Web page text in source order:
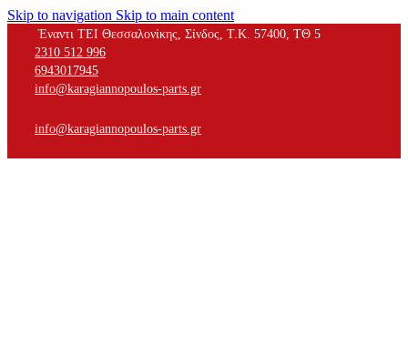
Skip to navigation Skip to main content
Έναντι ΤΕΙ Θεσσαλονίκης, Σίνδος, Τ.Κ. 57400, ΤΘ 5
2310 512 996
6943017945
info@karagiannopoulos-parts.gr
info@karagiannopoulos-parts.gr